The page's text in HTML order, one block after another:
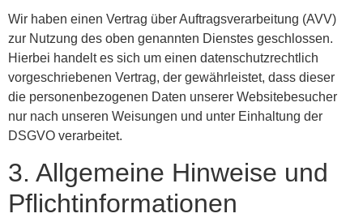
Wir haben einen Vertrag über Auftragsverarbeitung (AVV)
zur Nutzung des oben genannten Dienstes geschlossen.
Hierbei handelt es sich um einen datenschutzrechtlich
vorgeschriebenen Vertrag, der gewährleistet, dass dieser
die personenbezogenen Daten unserer Websitebesucher
nur nach unseren Weisungen und unter Einhaltung der
DSGVO verarbeitet.
3. Allgemeine Hinweise und
Pflicht­informationen